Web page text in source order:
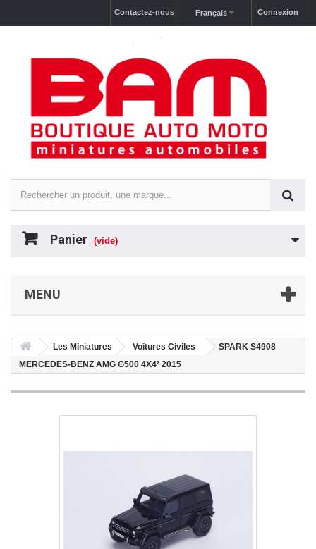
Connexion
Français
Contactez-nous
Panier (vide)
MENU
Les Miniatures Voitures Civiles
SPARK S4908
MERCEDES-BENZ AMG G500 4X4² 2015